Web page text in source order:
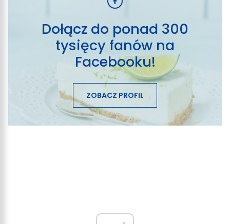
Dołącz do ponad 300
tysięcy fanów na
Facebooku!
ZOBACZ PROFIL